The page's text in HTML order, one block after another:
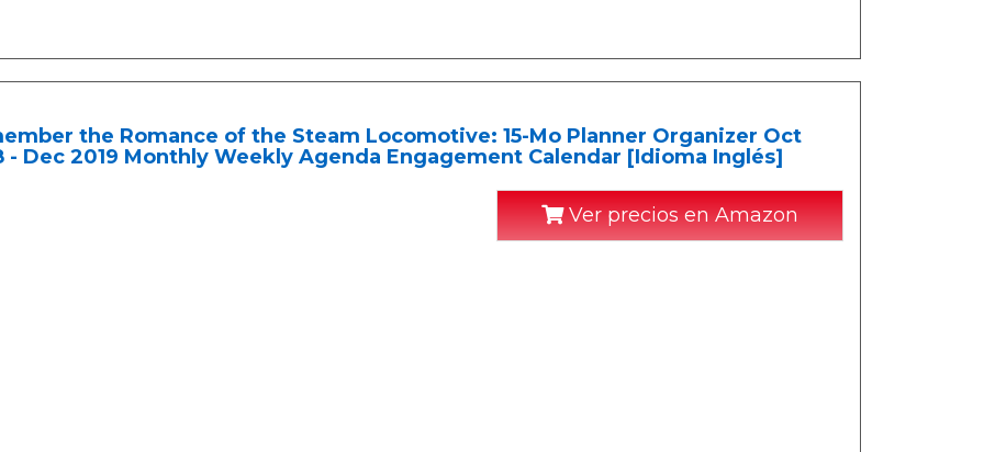
the Romance of the Steam Locomotive: 15-Mo Planner Organizer Oct
- Dec 2019 Monthly Weekly Agenda Engagement Calendar [Idioma Inglés]
Ver precios en Amazon